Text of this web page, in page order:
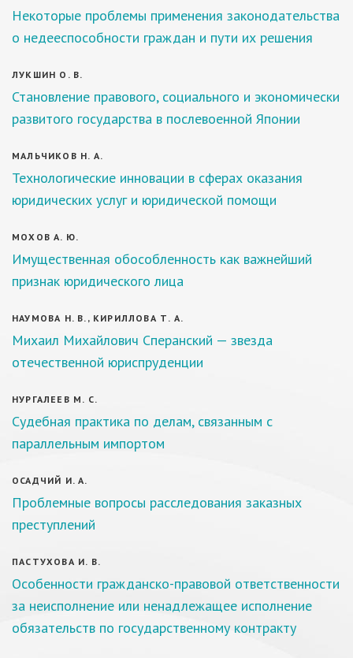
Некоторые проблемы применения законодательства
о недееспособности граждан и пути их решения
ЛУКШИН О. В.
Становление правового, социального и экономически
развитого государства в послевоенной Японии
МАЛЬЧИКОВ Н. А.
Технологические инновации в сферах оказания
юридических услуг и юридической помощи
МОХОВ А. Ю.
Имущественная обособленность как важнейший
признак юридического лица
НАУМОВА Н. В., КИРИЛЛОВА Т. А.
Михаил Михайлович Сперанский — звезда
отечественной юриспруденции
НУРГАЛЕЕВ М. С.
Судебная практика по делам, связанным с
параллельным импортом
ОСАДЧИЙ И. А.
Проблемные вопросы расследования заказных
преступлений
ПАСТУХОВА И. В.
Особенности гражданско-правовой ответственности
за неисполнение или ненадлежащее исполнение
обязательств по государственному контракту